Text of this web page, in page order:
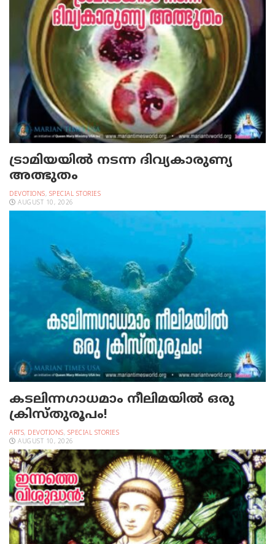
ട്രാമിയയില്‍ നടന്ന ദിവ്യകാരുണ്യ
അത്ഭുതം
DEVOTIONS, SPECIAL STORIES
AUGUST 10, 2026
കടലിന്നഗാധമാം നീലിമയില്‍ ഒരു
ക്രിസ്തുരൂപം!
ARTS, DEVOTIONS, SPECIAL STORIES
AUGUST 10, 2026